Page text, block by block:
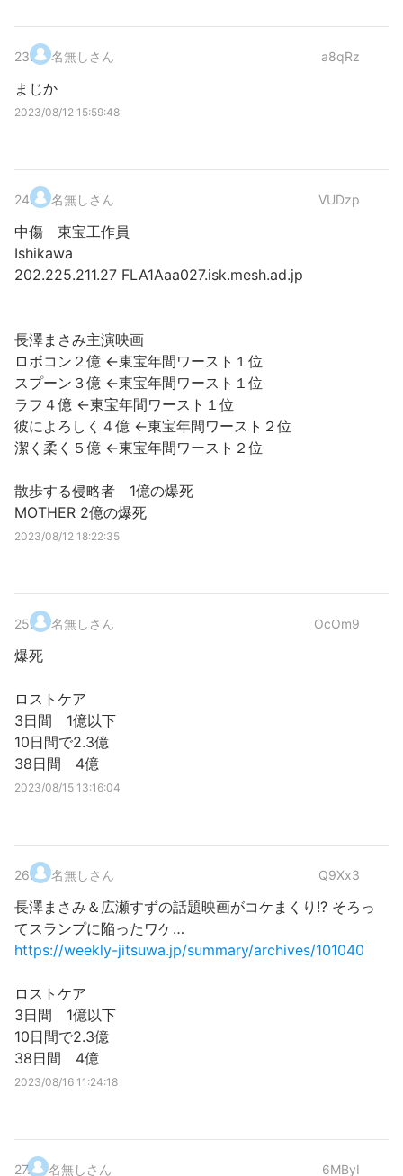
23. 名無しさん a8qRz
まじか
2023/08/12 15:59:48
24. 名無しさん VUDzp
中傷 東宝工作員
Ishikawa
202.225.211.27 FLA1Aaa027.isk.mesh.ad.jp
長澤まさみ主演映画
ロボコン２億 ←東宝年間ワースト１位
スプーン３億 ←東宝年間ワースト１位
ラフ４億 ←東宝年間ワースト１位
彼によろしく４億 ←東宝年間ワースト２位
潔く柔く５億 ←東宝年間ワースト２位
散歩する侵略者 1億の爆死
MOTHER 2億の爆死
2023/08/12 18:22:35
25. 名無しさん OcOm9
爆死
ロストケア
3日間 1億以下
10日間で2.3億
38日間 4億
2023/08/15 13:16:04
26. 名無しさん Q9Xx3
長澤まさみ＆広瀬すずの話題映画がコケまくり!? そろっ
てスランプに陥ったワケ…
https://weekly-jitsuwa.jp/summary/archives/101040
ロストケア
3日間 1億以下
10日間で2.3億
38日間 4億
2023/08/16 11:24:18
27. 名無しさん 6MByI